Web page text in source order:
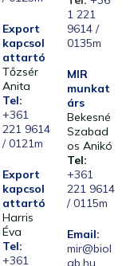
Export
kapcsol
attartó
Tőzsér
Anita
Tel:
+361
221 9614
/ 0121m
Export
kapcsol
attartó
Harris
Éva
Tel:
+361
1 221
9614 /
0135m
MIR
munkat
árs
Bekesné
Szabad
os Anikó
Tel:
+361
221 9614
/ 0115m
Email:
mir@biol